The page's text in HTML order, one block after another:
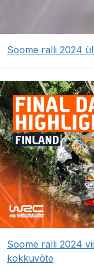
Soome ralli 2024
Soome ralli 2024
kokkuvõte